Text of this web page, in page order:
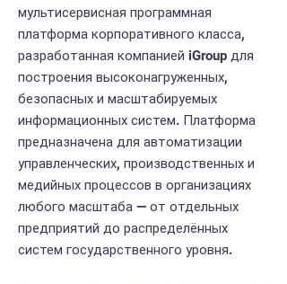
мультисервисная программная
платформа корпоративного класса,
разработанная компанией iGroup для
построения высоконагруженных,
безопасных и масштабируемых
информационных систем. Платформа
предназначена для автоматизации
управленческих, производственных и
медийных процессов в организациях
любого масштаба — от отдельных
предприятий до распределённых
систем государственного уровня.